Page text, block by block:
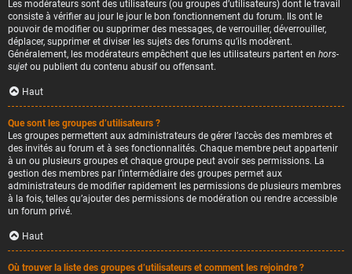
Les modérateurs sont des utilisateurs (ou groupes d’utilisateurs) dont le travail
consiste à vérifier au jour le jour le bon fonctionnement du forum. Ils ont le
pouvoir de modifier ou supprimer des messages, de verrouiller, déverrouiller,
déplacer, supprimer et diviser les sujets des forums qu’ils modèrent.
Généralement, les modérateurs empêchent que les utilisateurs partent en hors-
sujet ou publient du contenu abusif ou offensant.
Haut
Que sont les groupes d’utilisateurs ?
Les groupes permettent aux administrateurs de gérer l’accès des membres et
des invités au forum et à ses fonctionnalités. Chaque membre peut appartenir
à un ou plusieurs groupes et chaque groupe peut avoir ses permissions. La
gestion des membres par l’intermédiaire des groupes permet aux
administrateurs de modifier rapidement les permissions de plusieurs membres
à la fois, telles qu’ajouter des permissions de modération ou rendre accessible
un forum privé.
Haut
Où trouver la liste des groupes d’utilisateurs et comment les rejoindre ?